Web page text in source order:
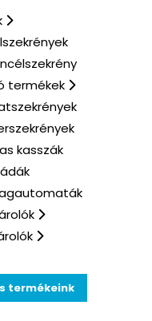
termékek
kasszák
termékeink